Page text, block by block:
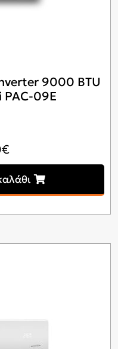
9000 BTU
PAC-09E
€